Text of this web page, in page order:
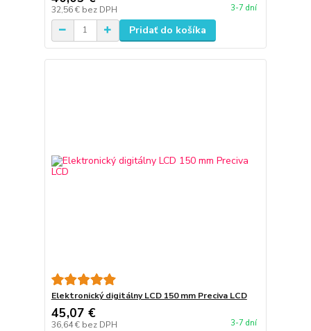
32,56 € bez DPH 3-7 dní
Pridať do košíka
Elektronický digitálny LCD 150 mm Preciva LCD
45,07 €
36,64 € bez DPH 3-7 dní